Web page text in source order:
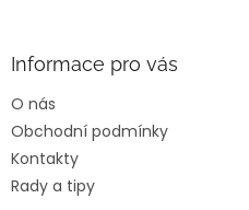
Informace pro vás
O nás
Obchodní podmínky
Kontakty
Rady a tipy